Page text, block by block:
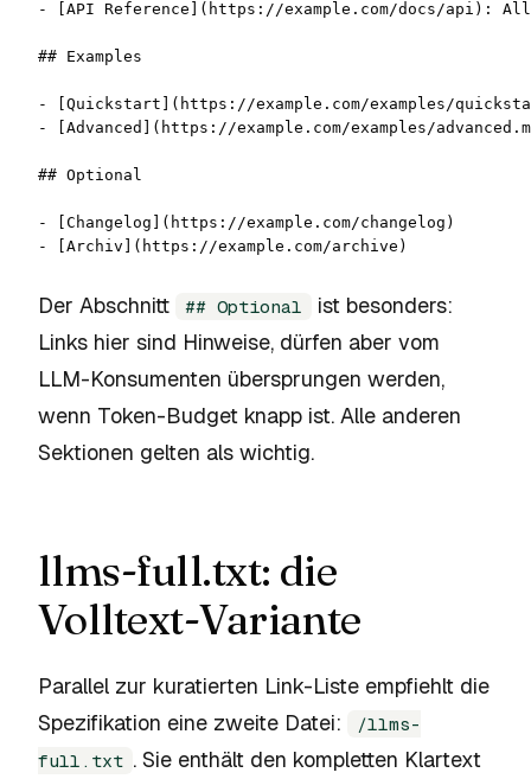
- [API Reference](https://example.com/docs/api):
## Examples
- [Quickstart](https://example.com/examples/
- [Advanced](https://example.com/examples/
## Optional
- [Changelog](https://example.com/changelog)
- [Archiv](https://example.com/archive)
Der Abschnitt ## Optional
ist besonders:
Links hier sind Hinweise, dürfen aber vom
LLM-Konsumenten übersprungen werden,
wenn Token-Budget knapp ist. Alle anderen
Sektionen gelten als wichtig.
llms-full.txt: die
Volltext-Variante
Parallel zur kuratierten Link-Liste empfiehlt die
Spezifikation eine zweite Datei:
/llms-
full.txt . Sie enthält den kompletten Klartext